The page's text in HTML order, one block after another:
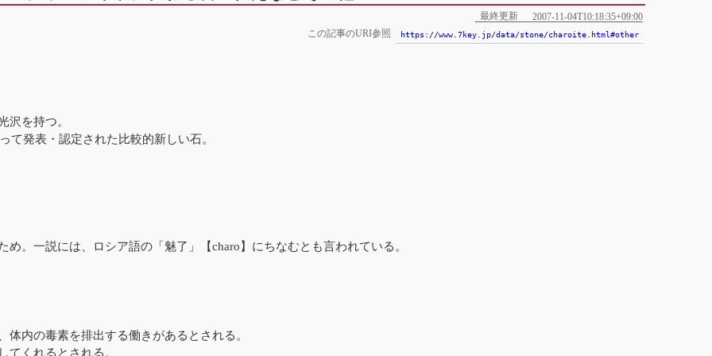
最終更新
2007-11-04T10:18:35+09:00
この記事のURI参照
https://www.7key.jp/data/stone/charoite.html#other
沢を持つ。
て発表・認定された比較的新しい石。
。一説には、ロシア語の「魅了」【charo】にちなむとも言われている。
内の毒素を排出する働きがあるとされる。
てくれるとされる。